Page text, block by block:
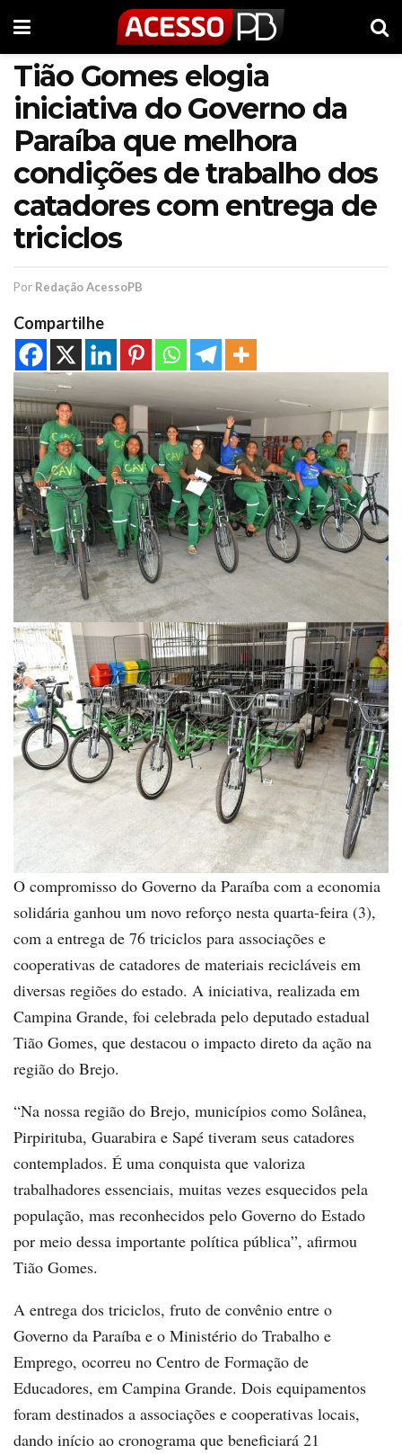
Tião Gomes elogia
iniciativa do Governo da
Paraíba que melhora
condições de trabalho dos
catadores com entrega de
triciclos
Por Redação AcessoPB
Compartilhe
O compromisso do Governo da Paraíba com a economia
solidária ganhou um novo reforço nesta quarta-feira (3),
com a entrega de 76 triciclos para associações e
cooperativas de catadores de materiais recicláveis em
diversas regiões do estado. A iniciativa, realizada em
Campina Grande, foi celebrada pelo deputado estadual
Tião Gomes, que destacou o impacto direto da ação na
região do Brejo.
“Na nossa região do Brejo, municípios como Solânea,
Pirpirituba, Guarabira e Sapé tiveram seus catadores
contemplados. É uma conquista que valoriza
trabalhadores essenciais, muitas vezes esquecidos pela
população, mas reconhecidos pelo Governo do Estado
por meio dessa importante política pública”, afirmou
Tião Gomes.
A entrega dos triciclos, fruto de convênio entre o
Governo da Paraíba e o Ministério do Trabalho e
Emprego, ocorreu no Centro de Formação de
Educadores, em Campina Grande. Dois equipamentos
foram destinados a associações e cooperativas locais,
dando início ao cronograma que beneficiará 21